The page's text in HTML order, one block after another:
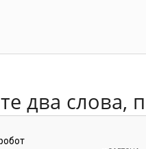
два слова,